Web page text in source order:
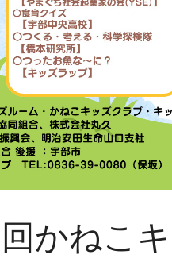
回かねこ